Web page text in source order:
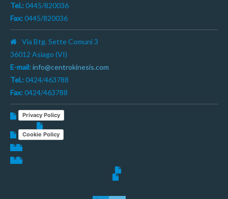
Tel.: 0445/820036
Fax: 0445/820036
Via Btg. Sette Comuni 3
36012 Asiago (VI)
E-mail: info@centrokinesis.com
Tel.: 0424/463788
Fax: 0424/463788
Privacy Policy
Cookie Policy